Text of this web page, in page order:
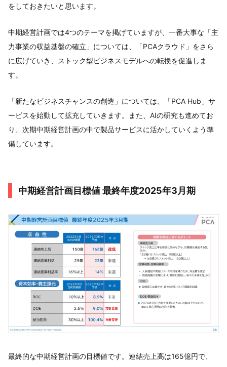
をしておきたいと思います。
中期経営計画では4つのテーマを掲げていますが、一番大事な「主
力事業の収益基盤の確立」については、「PCAクラウド」をさら
に広げていき、ストック型ビジネスモデルへの転換を促進しま
す。
「新たなビジネスチャンスの創造」については、「PCA Hub」サ
ービスを始動して拡充していきます。また、AIの研究も進めてお
り、次期中期経営計画の中で製品サービスに活かしていくよう準
備しています。
中期経営計画目標値 最終年度2025年3月期
最終的な中期経営計画の目標値です。連結売上高は165億円で、